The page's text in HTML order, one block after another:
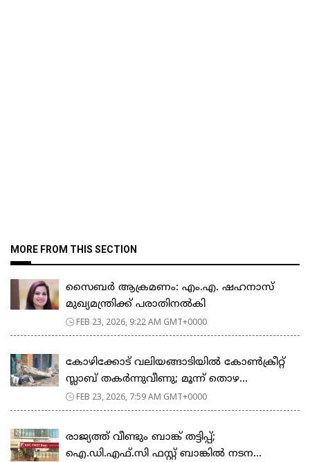
MORE FROM THIS SECTION
സൈബർ ആക്രമണം: എം.എ. ഷഹനാസ്
മുഖ്യമന്ത്രിക്ക് പരാതിനൽകി
FEB 23, 2026, 9:22 AM GMT+0000
കോഴിക്കോട് വലിയങ്ങാടിയിൽ കോൺക്രീറ്റ്
സ്ലാബ് തകർന്നുവീണു; മൂന്ന് തൊഴ...
FEB 23, 2026, 7:59 AM GMT+0000
രാജ്യത്ത് വീണ്ടും ബാങ്ക് തട്ടിപ്പ്;
ഐ.ഡി.എഫ്.സി ഫസ്റ്റ് ബാങ്കിൽ നടന...